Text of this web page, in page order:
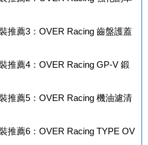
推薦3：OVER Racing 齒盤護蓋
推薦4：OVER Racing GP-V 鍛
推薦5：OVER Racing 機油濾清
推薦6：OVER Racing TYPE OV